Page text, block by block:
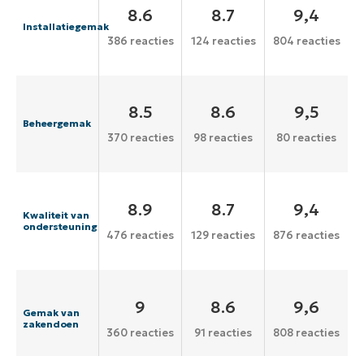
Installatiegemak
8.6
386 reacties
8.7
124 reacties
9,4
804 reacties
Beheergemak
8.5
370 reacties
8.6
98 reacties
9,5
80 reacties
Kwaliteit van
ondersteuning
8.9
476 reacties
8.7
129 reacties
9,4
876 reacties
Gemak van
zakendoen
9
360 reacties
8.6
91 reacties
9,6
808 reacties